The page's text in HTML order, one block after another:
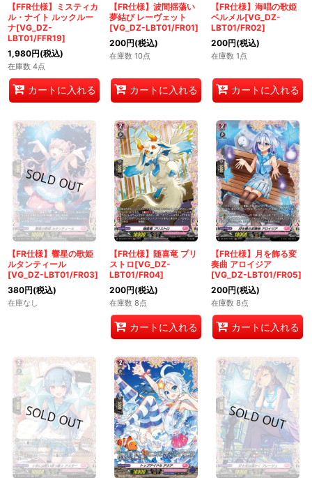
【FFR仕様】ミスティカ
ル・ナイト ルックルー
ナ[VG_DZ-
LBT01/FFR19]
1,980円(税込)
在庫数 4点
カートに入れる
【FR仕様】波間揺蕩い
夢結び レーヴェット
[VG_DZ-LBT01/FR01]
200円(税込)
在庫数 10点
カートに入れる
【FR仕様】海唱の歌姫
ベルメル[VG_DZ-
LBT01/FR02]
200円(税込)
在庫数 1点
カートに入れる
【FR仕様】響星の歌姫
ルタンティール
[VG_DZ-LBT01/FR03]
380円(税込)
在庫なし
【FR仕様】随喜竜 プリ
ストロ[VG_DZ-
LBT01/FR04]
200円(税込)
在庫数 8点
カートに入れる
【FR仕様】月を飾る変
奏曲 アロイジア
[VG_DZ-LBT01/FR05]
200円(税込)
在庫数 8点
カートに入れる